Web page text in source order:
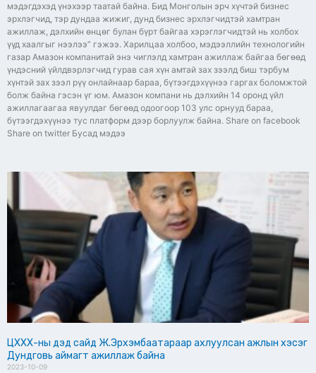
мэдэгдэхэд үнэхээр таатай байна. Бид Монголын эрч хүчтэй бизнес
эрхлэгчид, тэр дундаа жижиг, дунд бизнес эрхлэгчидтэй хамтран
ажиллаж, дэлхийн өнцөг булан бүрт байгаа хэрэглэгчидтэй нь холбох
үүд хаалгыг нээлээ” гэжээ. Харилцаа холбоо, мэдээллийн технологийн
газар Амазон компанитай энэ чиглэлд хамтран ажиллаж байгаа бөгөөд
үндэсний үйлдвэрлэгчид гурав сая хүн амтай зах зээлд биш тэрбум
хүнтэй зах зээл рүү онлайнаар бараа, бүтээгдэхүүнээ гаргах боломжтой
болж байна гэсэн үг юм. Амазон компани нь дэлхийн 14 оронд үйл
ажиллагаагаа явуулдаг бөгөөд одоогоор 103 улс орнууд бараа,
бүтээгдэхүүнээ тус платформ дээр борлуулж байна. Share on facebook
Share on twitter Бусад мэдээ
ЦХХХ-ны дэд сайд Ж.Эрхэмбаатараар ахлуулсан ажлын хэсэг
Дундговь аймагт ажиллаж байна
2023-10-09